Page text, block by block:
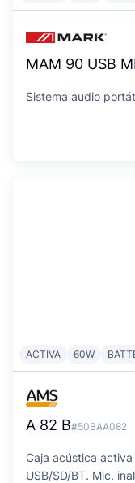
MAM 90 USB
Sistema audio
ACTIVA 60W
A 82 B#50BAA082
Caja acústica
USB/SD/BT. Mic.